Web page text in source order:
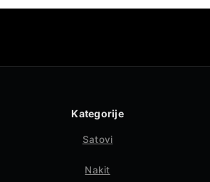
Kategorije
Satovi
Nakit